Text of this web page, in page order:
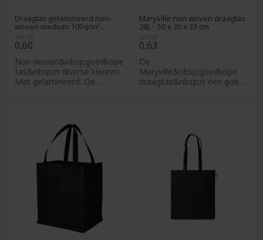
Draagtas gelamineerd non-
woven medium 105g/m²
0,60
Non-woven&nbsp;goedkope
tas&nbsp;in diverse kleuren.
Mat gelamineerd. De
Maryville non woven draagtas
28L - 50 x 20 x 33 cm
0,63
De
Maryville&nbsp;goedkope
draagtas&nbsp;is een goed